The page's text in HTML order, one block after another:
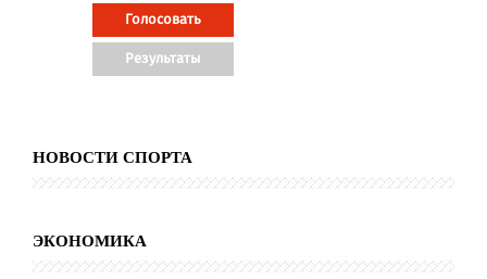
НОВОСТИ СПОРТА
ЭКОНОМИКА